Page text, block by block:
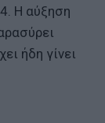
Η αύξηση
ήδη γίνει